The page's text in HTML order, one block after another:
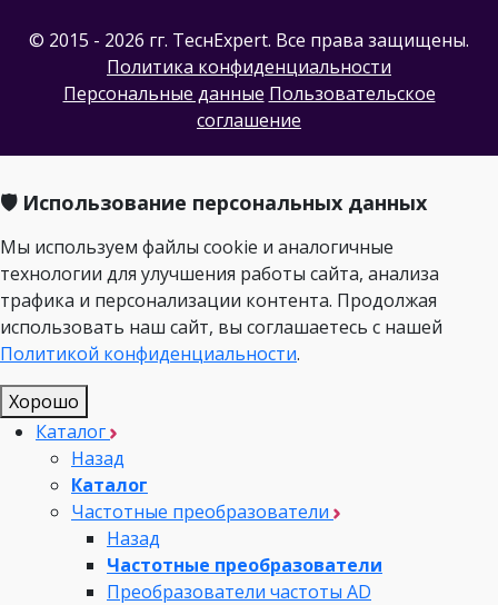
© 2015 - 2026 гг. ТеcнExpert. Все права защищены.
Политика конфиденциальности
Персональные данные Пользовательское
соглашение
🛡️ Использование персональных данных
Мы используем файлы cookie и аналогичные
технологии для улучшения работы сайта, анализа
трафика и персонализации контента. Продолжая
использовать наш сайт, вы соглашаетесь с нашей
Политикой конфиденциальности.
Хорошо
Каталог
Назад
Каталог
Частотные преобразователи
Назад
Частотные преобразователи
Преобразователи частоты AD